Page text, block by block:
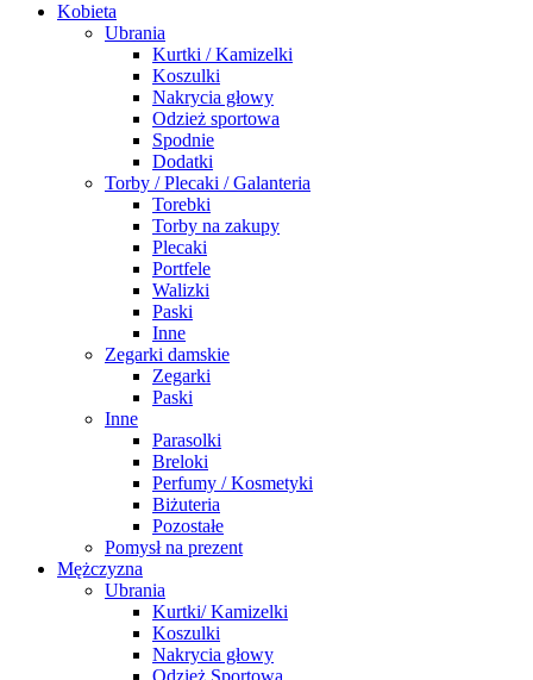
Kobieta
Ubrania
Kurtki / Kamizelki
Koszulki
Nakrycia głowy
Odzież sportowa
Spodnie
Dodatki
Torby / Plecaki / Galanteria
Torebki
Torby na zakupy
Plecaki
Portfele
Walizki
Paski
Inne
Zegarki damskie
Zegarki
Paski
Inne
Parasolki
Breloki
Perfumy / Kosmetyki
Biżuteria
Pozostałe
Pomysł na prezent
Mężczyzna
Ubrania
Kurtki/ Kamizelki
Koszulki
Nakrycia głowy
Odzież Sportowa